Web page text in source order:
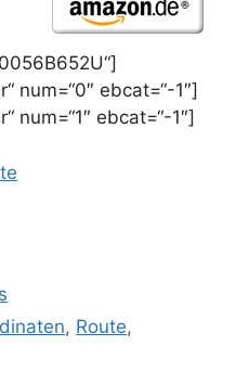
num=“0″ ebcat=“-1″]
num=“1″ ebcat=“-1″]
, Route,